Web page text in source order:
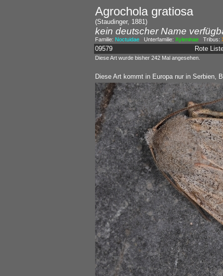
Agrochola gratiosa
(Staudinger, 1881)
kein deutscher Name
Familie: NoctuidaeUnterfamilie: XyleninaeTribus:
09579 Rote
Diese Art wurde bisher 242 Mal angesehen.
Diese Art kommt in Europa nur in Serbien,